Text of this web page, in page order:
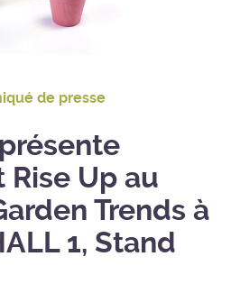
de presse
Up au
Trends à
1, Stand